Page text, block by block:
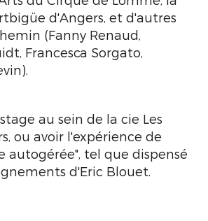
d'Angers, et d'autres
(Fanny Renaud,
Francesca Sorgato,
au sein de la cie Les
ou avoir l'expérience de
autogérée", tel que dispensé
d'Eric Blouet.